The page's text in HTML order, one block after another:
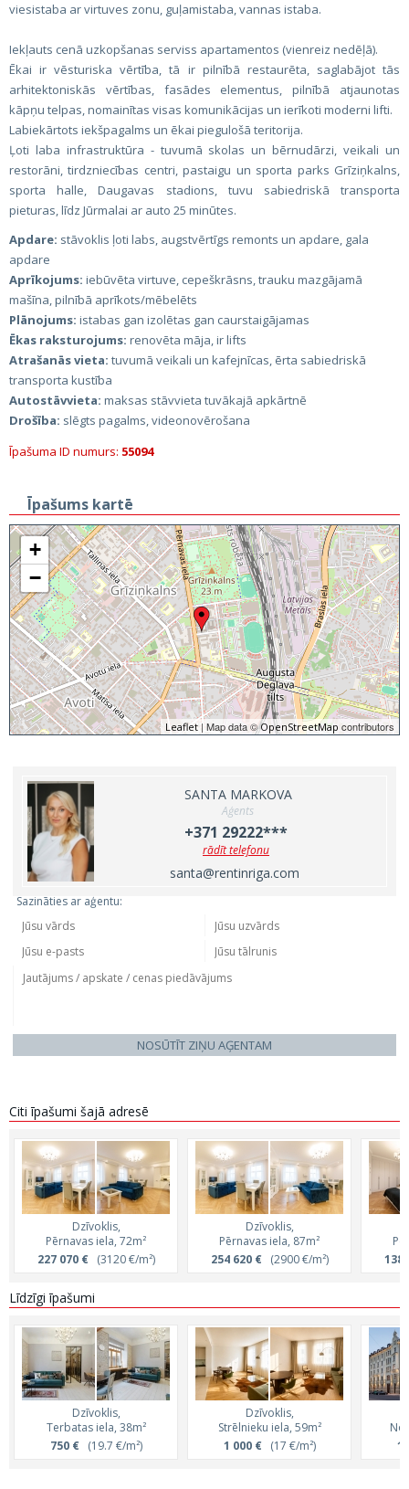
viesistaba ar virtuves zonu, guļamistaba, vannas istaba.
Iekļauts cenā uzkopšanas serviss apartamentos (vienreiz nedēļā).
Ēkai ir vēsturiska vērtība, tā ir pilnībā restaurēta, saglabājot tās
arhitektoniskās vērtības, fasādes elementus, pilnībā atjaunotas
kāpņu telpas, nomainītas visas komunikācijas un ierīkoti moderni lifti.
Labiekārtots iekšpagalms un ēkai piegulošā teritorija.
Ļoti laba infrastruktūra - tuvumā skolas un bērnudārzi, veikali un
restorāni, tirdzniecības centri, pastaigu un sporta parks Grīziņkalns,
sporta halle, Daugavas stadions, tuvu sabiedriskā transporta
pieturas, līdz Jūrmalai ar auto 25 minūtes.
Apdare: stāvoklis ļoti labs, augstvērtīgs remonts un apdare, gala
apdare
Aprīkojums: iebūvēta virtuve, cepeškrāsns, trauku mazgājamā
mašīna, pilnībā aprīkots/mēbelēts
Plānojums: istabas gan izolētas gan caurstaigājamas
Ēkas raksturojums: renovēta māja, ir lifts
Atrašanās vieta: tuvumā veikali un kafejnīcas, ērta sabiedriskā
transporta kustība
Autostāvvieta: maksas stāvvieta tuvākajā apkārtnē
Drošība: slēgts pagalms, videonovērošana
Īpašuma ID numurs: 55094
Īpašums kartē
+
−
Leaflet | Map data ©OpenStreetMap contributors
SANTA MARKOVA
Aģents
+371 29222***
rādīt telefonu
santa@rentinriga.com
Sazināties ar aģentu:
NOSŪTĪT ZIŅU AĢENTAM
Citi īpašumi šajā adresē
Dzīvoklis,
Pērnavas iela, 72m²
227 070 €(3120 €/m²)
Dzīvoklis,
Pērnavas iela, 87m²
254 620 €(2900 €/m²)
138
Līdzīgi īpašumi
Dzīvoklis,
Terbatas iela, 38m²
750 €(19.7 €/m²)
Dzīvoklis,
Strēlnieku iela, 59m²
1 000 €(17 €/m²)
1